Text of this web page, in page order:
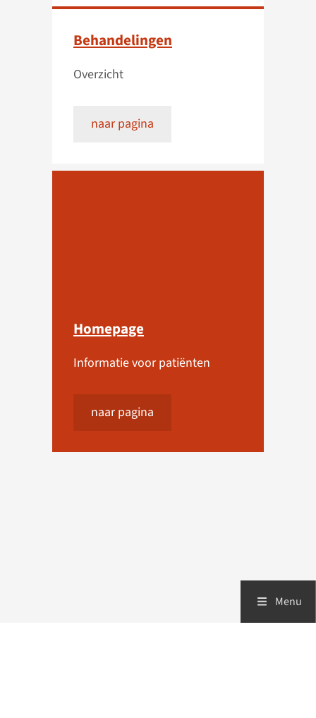
Behandelingen
Overzicht
naar pagina
Homepage
Informatie voor patiënten
naar pagina
Menu